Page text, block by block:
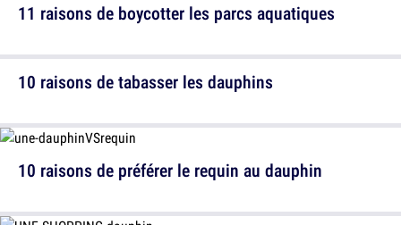
11 raisons de boycotter les parcs aquatiques
10 raisons de tabasser les dauphins
10 raisons de préférer le requin au dauphin